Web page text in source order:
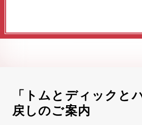
「トムとディックと
戻しのご案内